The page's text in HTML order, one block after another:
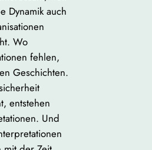
Dynamik auch
Wo
fehlen,
Geschichten.
entstehen
Und